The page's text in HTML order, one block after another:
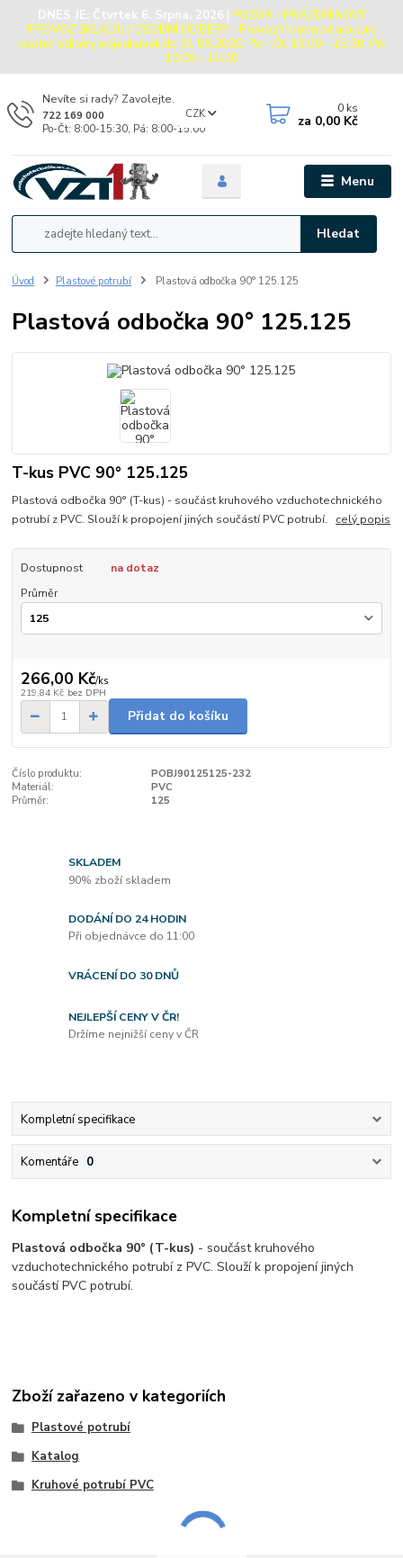
DNES JE: Čtvrtek 6. Srpna, 2026 | POZOR - PRÁZDNINOVÝ
PROVOZ SKLADU / OSOBNÍ ODBĚRY - Provozní doba skladu pro
osobní odběry objednávek do 31.08.2026: Po - Čt: 13:00 - 15:30, Pá:
13:00 - 15:00
Menu
CZK
Hledat
Nevíte si rady? Zavolejte.
722 169 000
Po-Čt: 8:00-15:30, Pá: 8:00-15:00
0 ks
za 0,00 Kč
Úvod Plastové potrubí Plastová odbočka 90° 125.125
Plastová odbočka 90° 125.125
T-kus PVC 90° 125.125
Plastová odbočka 90° (T-kus) - součást kruhového vzduchotechnického
potrubí z PVC. Slouží k propojení jiných součástí PVC potrubí. celý popis
Dostupnost
na dotaz
Průměr
266,00 Kč/ks
219,84 Kč bez DPH
Přidat do košíku
Číslo produktu:
POBJ90125125-232
Materiál:
PVC
Průměr:
125
SKLADEM
90% zboží skladem
DODÁNÍ DO 24 HODIN
Při objednávce do 11:00
VRÁCENÍ DO 30 DNŮ
NEJLEPŠÍ CENY V ČR!
Držíme nejnižší ceny v ČR
Kompletní specifikace
Komentáře 0
Kompletní specifikace
Plastová odbočka 90° (T-kus) - součást kruhového
vzduchotechnického potrubí z PVC. Slouží k propojení jiných
součástí PVC potrubí.
Zboží zařazeno v kategoriích
Plastové potrubí
Katalog
Kruhové potrubí PVC